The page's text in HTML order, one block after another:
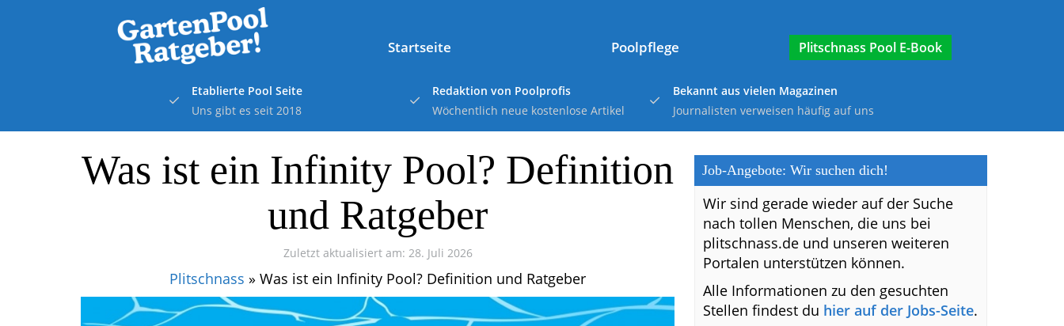
Startseite Poolpflege E-Book
Etablierte Pool Seite
Uns gibt es seit 2018
Redaktion von Poolprofis
Wöchentlich neue kostenlose Artikel
Bekannt aus vielen Magazinen
Journalisten verweisen häufig auf uns
Was ist ein Infinity Pool? Definition
und Ratgeber
Zuletzt aktualisiert am: 28. Juli 2026
Plitschnass » Was ist ein Infinity Pool? Definition und Ratgeber
Job-Angebote: Wir suchen dich!
Wir sind gerade wieder auf der Suche
nach tollen Menschen, die uns bei
plitschnass.de und unseren weiteren
Portalen unterstützen können.
Alle Informationen zu den gesuchten
Stellen findest du hier auf der Jobs-Seite.